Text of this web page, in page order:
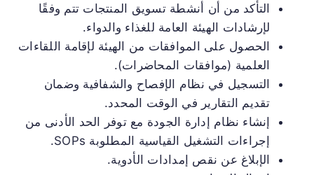
التأكد من أن أنشطة تسويق المنتجات تتم وفقًا
لإرشادات الهيئة العامة للغذاء والدواء.
الحصول على الموافقات من الهيئة لإقامة اللقاءات
العلمية (موافقات المحاضرات).
التسجيل في نظام الإفصاح والشفافية وضمان
تقديم التقارير في الوقت المحدد.
إنشاء نظام إدارة الجودة مع توفر الحد الأدنى من
إجراءات التشغيل القياسية المطلوبة SOPs.
الإبلاغ عن نقص إمدادات الأدوية.